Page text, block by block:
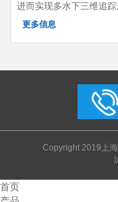
进而实现多水下三维追踪
更多信息
Copyright 2019上
首页